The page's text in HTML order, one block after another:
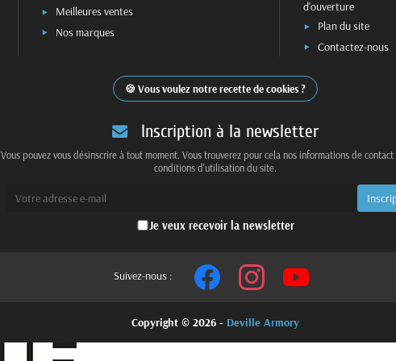
Meilleures ventes
Nos marques
d'ouverture
Plan du site
Contactez-nous
Vous voulez notre recette de cookies ?
Inscription à la newsletter
Vous pouvez vous désinscrire à tout moment. Vous trouverez pour cela nos informations de
conditions d'utilisation du site.
Je veux recevoir la newsletter
Suivez-nous :
Copyright © 2026 - Deville Armory